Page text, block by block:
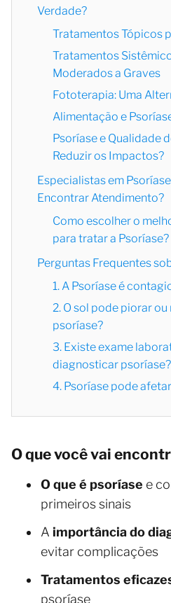
Verdade?
Tratamentos Tópicos
Tratamentos
Moderados a Graves
Fototerapia: Uma
Alimentação e
Psoríase e Qualidade
Reduzir os Impactos?
Especialistas em
Encontrar Atendimento?
Como escolher o
para tratar a Psoríase?
Perguntas Frequentes
1. A Psoríase é
2. O sol pode piorar ou
psoríase?
3. Existe exame
diagnosticar psoríase?
4. Psoríase pode
O que você vai
O que é psoríase e
primeiros sinais
A importância do
evitar complicações
Tratamentos
psoríase